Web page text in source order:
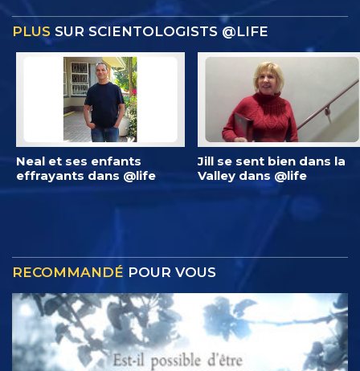
PLUS SUR SCIENTOLOGISTS @LIFE
Neal et ses enfants
effrayants dans @life
Jill se sent bien dans la
Valley dans @life
RECOMMANDÉ POUR VOUS